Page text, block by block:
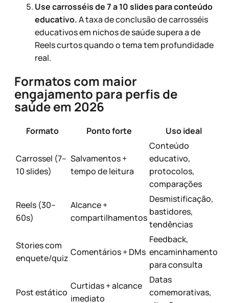
Use carrosséis de 7 a 10 slides para conteúdo
educativo.A taxa de conclusão de carrosséis
educativos em nichos de saúde supera a de
Reels curtos quando o tema tem profundidade
real.
Formatos com maior
engajamento para perfis de
saúde em 2026
Formato Ponto forte Uso ideal
Carrossel (7–
10 slides)
Salvamentos +
tempo de leitura
Conteúdo
educativo,
protocolos,
comparações
Reels (30–
60s)
Alcance +
compartilhamentos
Desmistificação,
bastidores,
tendências
Stories com
enquete/quiz
Comentários + DMs
Feedback,
encaminhamento
para consulta
Post estático
Curtidas + alcance
imediato
Datas
comemorativas,